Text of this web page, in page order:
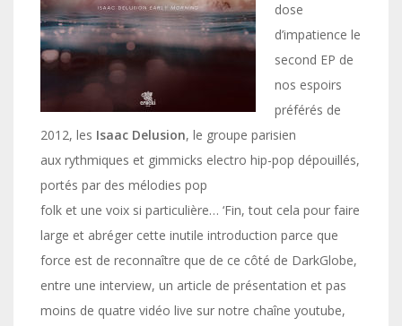
dose
d’impatience le
second EP de
nos espoirs
préférés de
2012, les Isaac Delusion, le groupe parisien
aux rythmiques et gimmicks electro hip-pop dépouillés,
portés par des mélodies pop
folk et une voix si particulière… ‘Fin, tout cela pour faire
large et abréger cette inutile introduction parce que
force est de reconnaître que de ce côté de DarkGlobe,
entre une interview, un article de présentation et pas
moins de quatre vidéo live sur notre chaîne youtube,